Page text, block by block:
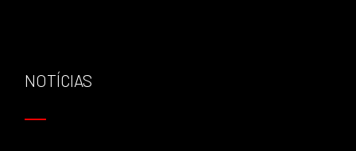
NOTÍCIAS